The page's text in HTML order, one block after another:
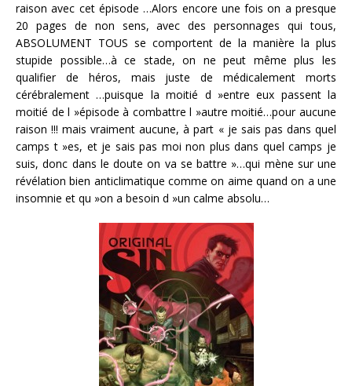
raison avec cet épisode …Alors encore une fois on a presque
20 pages de non sens, avec des personnages qui tous,
ABSOLUMENT TOUS se comportent de la manière la plus
stupide possible…à ce stade, on ne peut même plus les
qualifier de héros, mais juste de médicalement morts
cérébralement …puisque la moitié d »entre eux passent la
moitié de l »épisode à combattre l »autre moitié…pour aucune
raison !!! mais vraiment aucune, à part « je sais pas dans quel
camps t »es, et je sais pas moi non plus dans quel camps je
suis, donc dans le doute on va se battre »…qui mène sur une
révélation bien anticlimatique comme on aime quand on a une
insomnie et qu »on a besoin d »un calme absolu…